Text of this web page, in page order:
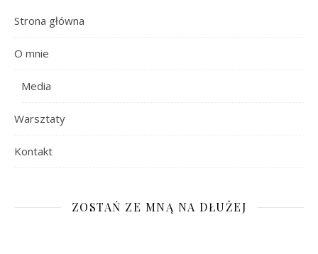
Strona główna
O mnie
Media
Warsztaty
Kontakt
ZOSTAŃ ZE MNĄ NA DŁUŻEJ